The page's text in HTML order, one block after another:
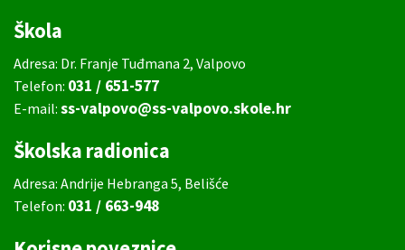
Škola
Adresa: Dr. Franje Tuđmana 2, Valpovo
Telefon: 031 / 651-577
E-mail: ss-valpovo@ss-valpovo.skole.hr
Školska radionica
Adresa: Andrije Hebranga 5, Belišće
Telefon: 031 / 663-948